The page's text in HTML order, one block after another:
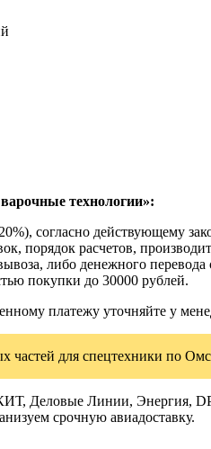
технологии»:
согласно действующему
порядок расчетов,
либо денежного
покупки до 30000 рублей.
платежу уточняйте у
частей для спецтехники по
Деловые Линии, Энергия,
срочную авиадоставку.